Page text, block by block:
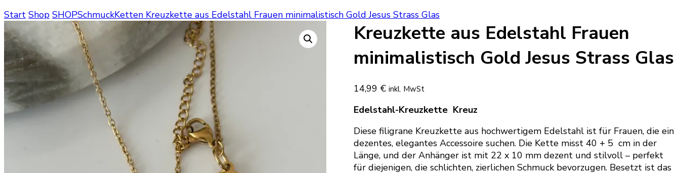
Start Shop SHOPSchmuckKetten Kreuzkette aus Edelstahl Frauen minimalistisch Gold Jesus Strass Glas
Kreuzkette aus Edelstahl Frauen
minimalistisch Gold Jesus Strass Glas
14,99 € inkl. MwSt
Edelstahl-Kreuzkette Kreuz
Diese filigrane Kreuzkette aus hochwertigem Edelstahl ist für Frauen, die ein
dezentes, elegantes Accessoire suchen. Die Kette misst 40 + 5 cm in der
Länge, und der Anhänger ist mit 22 x 10 mm dezent und stilvoll – perfekt
für diejenigen, die schlichten, zierlichen Schmuck bevorzugen. Besetzt ist das